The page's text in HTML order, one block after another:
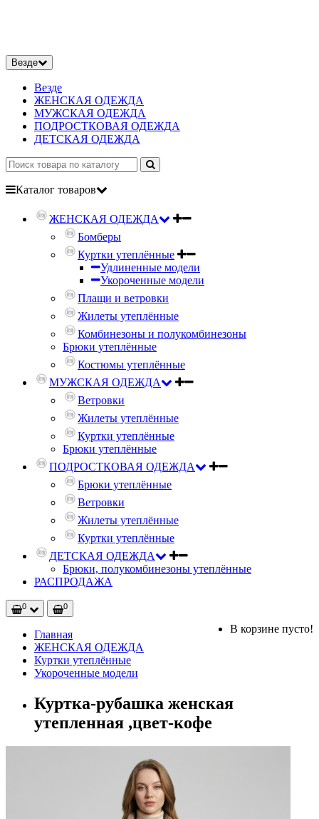
Везде
Везде
ЖЕНСКАЯ ОДЕЖДА
МУЖСКАЯ ОДЕЖДА
ПОДРОСТКОВАЯ ОДЕЖДА
ДЕТСКАЯ ОДЕЖДА
Каталог товаров
ЖЕНСКАЯ ОДЕЖДА
Бомберы
Куртки утеплённые
Удлиненные модели
Укороченные модели
Плащи и ветровки
Жилеты утеплённые
Комбинезоны и полукомбинезоны
Брюки утеплённые
Костюмы утеплённые
МУЖСКАЯ ОДЕЖДА
Ветровки
Жилеты утеплённые
Куртки утеплённые
Брюки утеплённые
ПОДРОСТКОВАЯ ОДЕЖДА
Брюки утеплённые
Ветровки
Жилеты утеплённые
Куртки утеплённые
ДЕТСКАЯ ОДЕЖДА
Брюки, полукомбинезоны утеплённые
РАСПРОДАЖА
0 0
В корзине пусто!
Главная
ЖЕНСКАЯ ОДЕЖДА
Куртки утеплённые
Укороченные модели
Куртка-рубашка женская
утепленная ,цвет-кофе